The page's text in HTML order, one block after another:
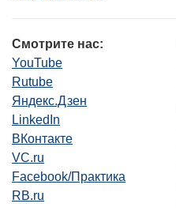
Смотрите нас:
YouTube
Rutube
Яндекс.Дзен
LinkedIn
ВКонтакте
VC.ru
Facebook/Практика
RB.ru